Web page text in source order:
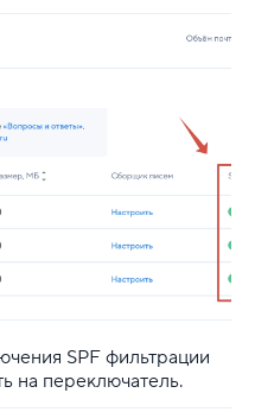
почтового сервиса
Sender address
ящиков с другого
на домене
SPF фильтрации
на переключатель.